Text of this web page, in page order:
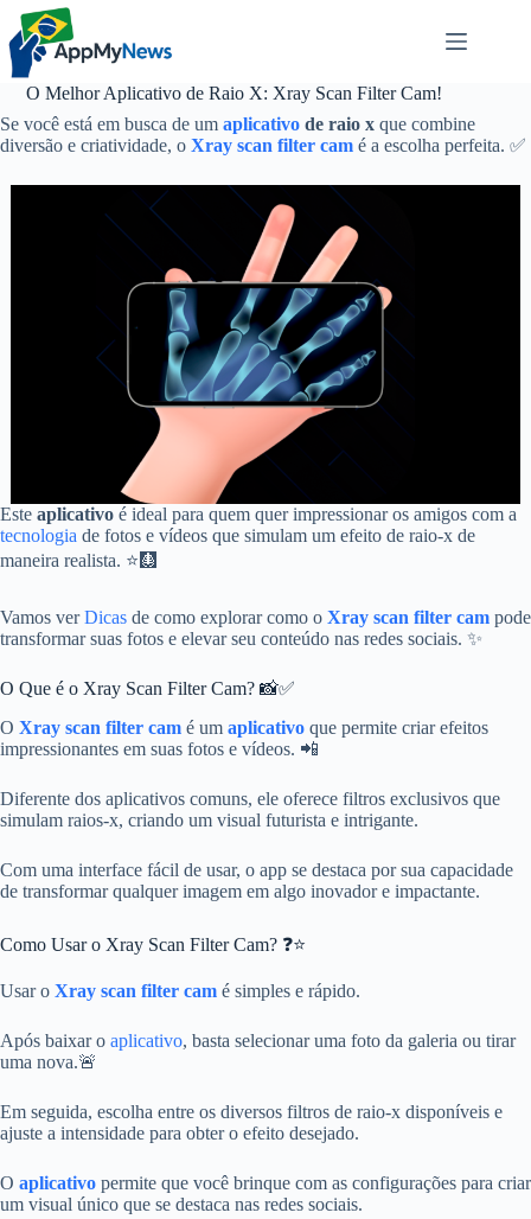
Pular
para
conteúdo
O Melhor Aplicativo de Raio X: Xray Scan Filter Cam!
Se você está em busca de um aplicativo de raio x que combine
diversão e criatividade, o Xray scan filter cam é a escolha perfeita. ✅
Este aplicativo é ideal para quem quer impressionar os amigos com a
tecnologia de fotos e vídeos que simulam um efeito de raio-x de
maneira realista. ⭐🩻
Vamos verDicas de como explorar como o Xray scan filter cam pode
transformar suas fotos e elevar seu conteúdo nas redes sociais. ✨
O Que é o Xray Scan Filter Cam? 📸✅
O Xray scan filter cam é um aplicativo que permite criar efeitos
impressionantes em suas fotos e vídeos. 📲
Diferente dos aplicativos comuns, ele oferece filtros exclusivos que
simulam raios-x, criando um visual futurista e intrigante.
Com uma interface fácil de usar, o app se destaca por sua capacidade
de transformar qualquer imagem em algo inovador e impactante.
Como Usar o Xray Scan Filter Cam? ❓⭐
Usar o Xray scan filter cam é simples e rápido.
Após baixar o aplicativo, basta selecionar uma foto da galeria ou tirar
uma nova.🚨
Em seguida, escolha entre os diversos filtros de raio-x disponíveis e
ajuste a intensidade para obter o efeito desejado.
O aplicativo permite que você brinque com as configurações para criar
um visual único que se destaca nas redes sociais.